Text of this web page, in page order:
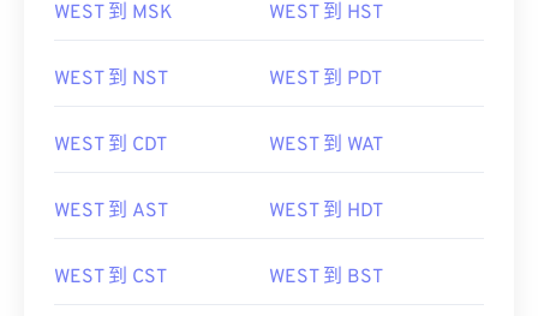
WEST 到 MSK WEST 到 HST
WEST 到 NST WEST 到 PDT
WEST 到 CDT WEST 到 WAT
WEST 到 AST WEST 到 HDT
WEST 到 CST WEST 到 BST